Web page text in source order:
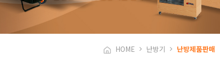
HOME 난방기 난방제품판매